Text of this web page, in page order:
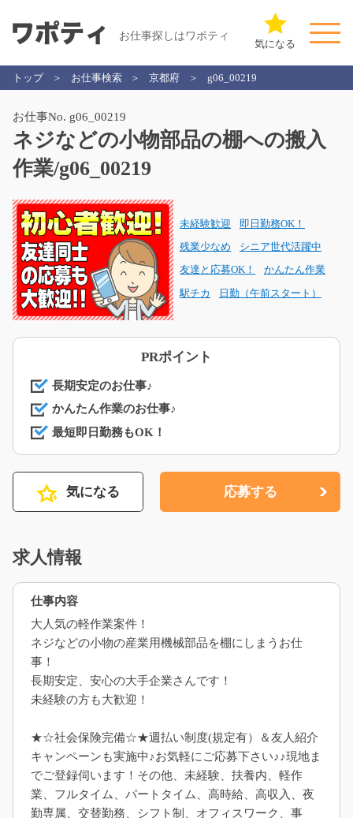
お仕事探しはワポティ
気になる
トップ お仕事検索 京都府 g06_00219
お仕事No. g06_00219
ネジなどの小物部品の棚への搬入
作業/g06_00219
未経験歓迎 即日勤務OK！
残業少なめ シニア世代活躍中
友達と応募OK！ かんたん作業
駅チカ 日勤（午前スタート）
PRポイント
長期安定のお仕事♪
かんたん作業のお仕事♪
最短即日勤務もOK！
気になる 応募する
求人情報
仕事内容
大人気の軽作業案件！
ネジなどの小物の産業用機械部品を棚にしまうお仕
事！
長期安定、安心の大手企業さんです！
未経験の方も大歓迎！
★☆社会保険完備☆★週払い制度(規定有）＆友人紹介
キャンペーンも実施中♪お気軽にご応募下さい♪♪現地ま
でご登録伺います！その他、未経験、扶養内、軽作
業、フルタイム、パートタイム、高時給、高収入、夜
勤専属、交替勤務、シフト制、オフィスワーク、事